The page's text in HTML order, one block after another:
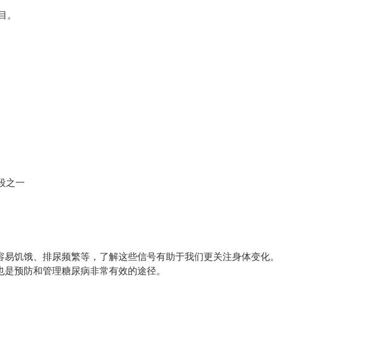
之一
饥饿、排尿频繁等，了解这些信号有助于我们更关注身体变化。
预防和管理糖尿病非常有效的途径。